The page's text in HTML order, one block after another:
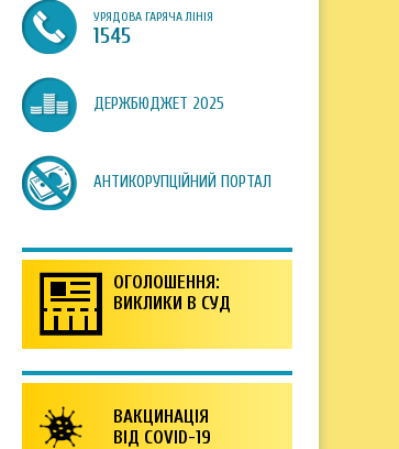
УРЯДОВА ГАРЯЧА ЛІНІЯ
1545
ДЕРЖБЮДЖЕТ 2025
АНТИКОРУПЦІЙНИЙ ПОРТАЛ
ОГОЛОШЕННЯ:
ВИКЛИКИ В СУД
ВАКЦИНАЦІЯ
ВІД COVID-19